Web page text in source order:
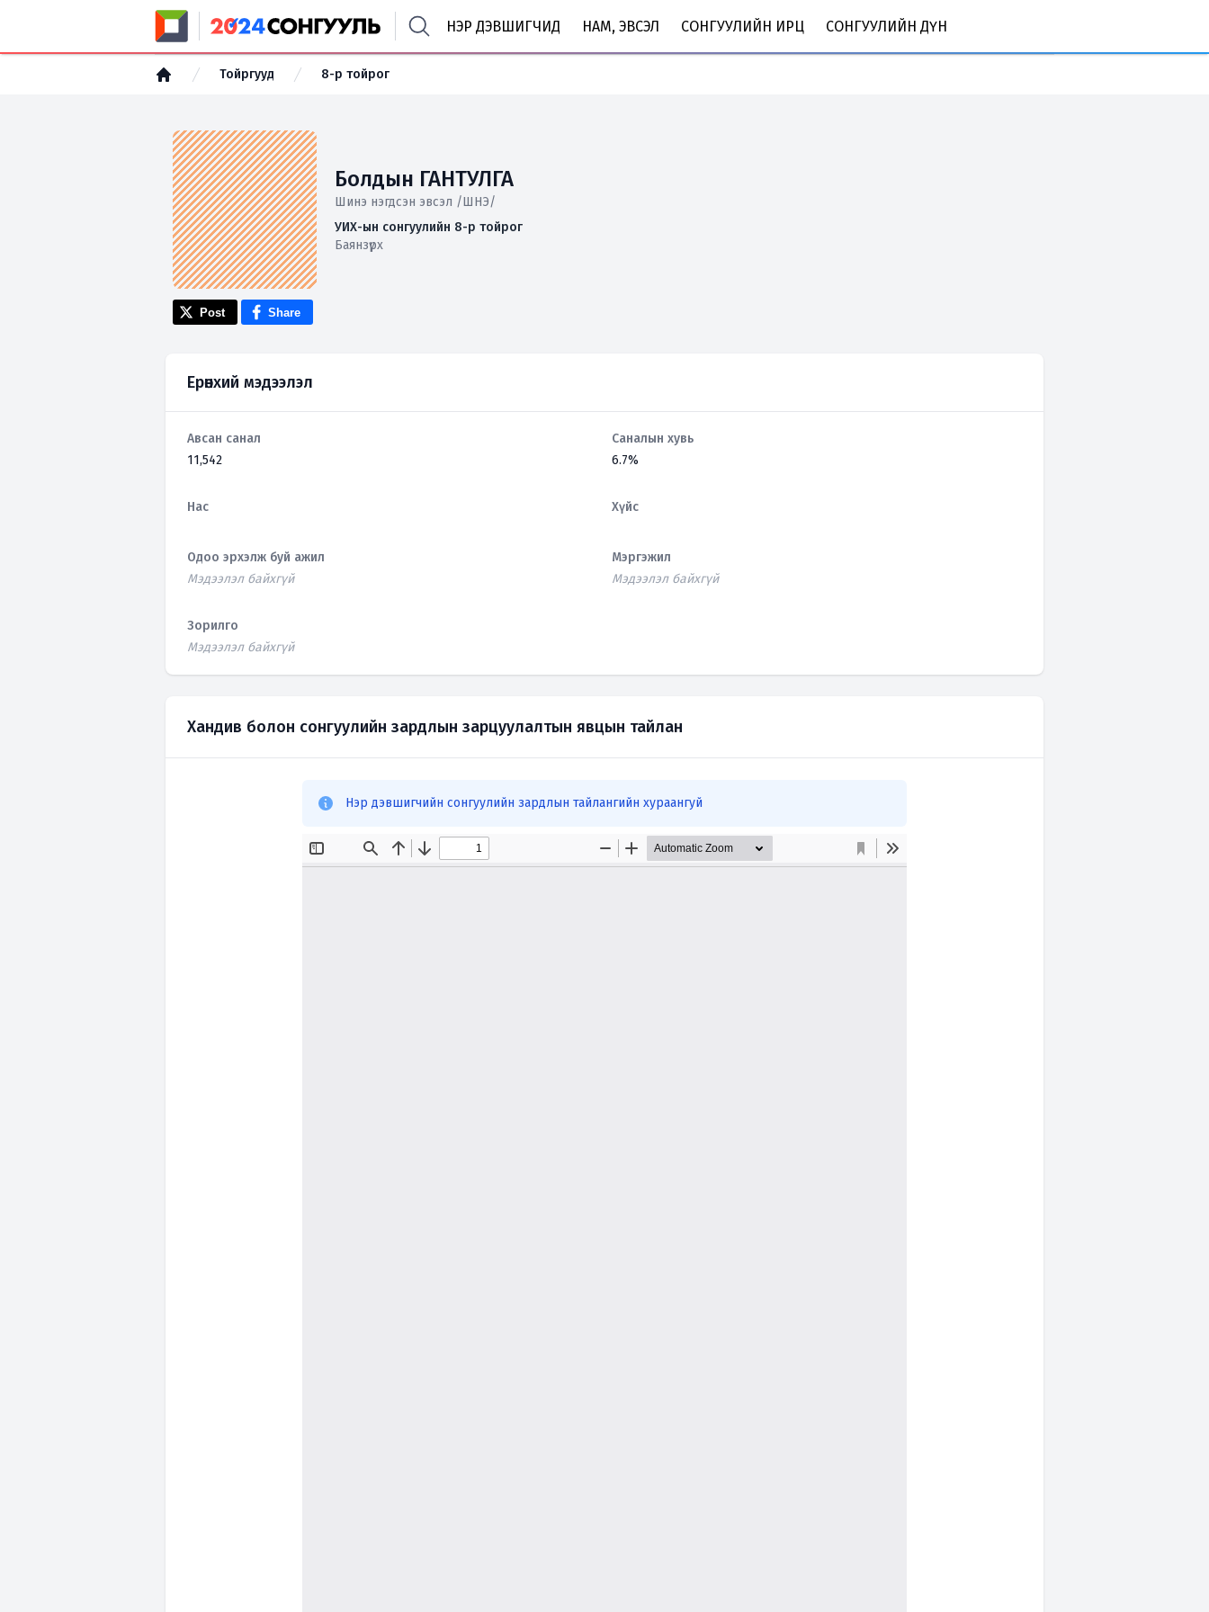
НЭР ДЭВШИГЧИД НАМ, ЭВСЭЛ СОНГУУЛИЙН ИРЦ СОНГУУЛИЙН ДҮН
Тойргууд 8-р тойрог
Болдын ГАНТУЛГА
Шинэ нэгдсэн эвсэл /ШНЭ/
УИХ-ын сонгуулийн 8-р тойрог
Баянзүрх
Post Share
Ерөнхий мэдээлэл
Авсан санал
11,542
Саналын хувь
6.7%
Нас Хүйс
Одоо эрхэлж буй ажил
Мэдээлэл байхгүй
Мэргэжил
Мэдээлэл байхгүй
Зорилго
Мэдээлэл байхгүй
Хандив болон сонгуулийн зардлын зарцуулалтын явцын тайлан
Нэр дэвшигчийн сонгуулийн зардлын тайлангийн хураангуй